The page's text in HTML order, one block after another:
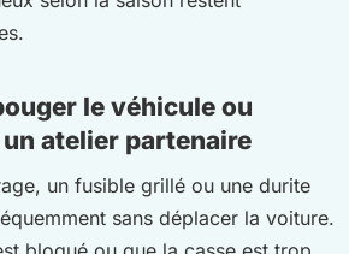
le véhicule ou
atelier partenaire
un fusible grillé ou une durite
sans déplacer la voiture.